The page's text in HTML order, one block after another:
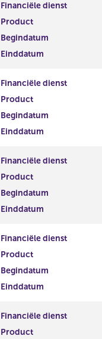
Financiële dienst
Product
Begindatum
Einddatum
Financiële dienst
Product
Begindatum
Einddatum
Financiële dienst
Product
Begindatum
Einddatum
Financiële dienst
Product
Begindatum
Einddatum
Financiële dienst
Product